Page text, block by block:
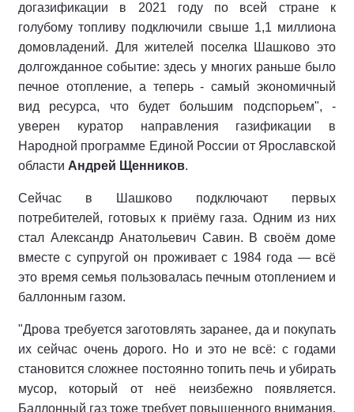
догазификации в 2021 году по всей стране к
голубому топливу подключили свыше 1,1 миллиона
домовладений. Для жителей поселка Шашково это
долгожданное событие: здесь у многих раньше было
печное отопление, а теперь - самый экономичный
вид ресурса, что будет большим подспорьем", -
уверен куратор направления газификации в
Народной программе Единой России от Ярославской
области Андрей Щенников.
Сейчас в Шашково подключают первых
потребителей, готовых к приёму газа. Одним из них
стал Александр Анатольевич Савин. В своём доме
вместе с супругой он проживает с 1984 года — всё
это время семья пользовалась печным отоплением и
баллонным газом.
"Дрова требуется заготовлять заранее, да и покупать
их сейчас очень дорого. Но и это не всё: с годами
становится сложнее постоянно топить печь и убирать
мусор, который от неё неизбежно появляется.
Баллонный газ тоже требует повышенного внимания,